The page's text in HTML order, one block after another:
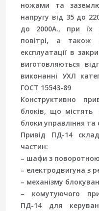
ножами та
напругу від 35 до
до 2000А., при їх
повітрі, а
експлуатації в
виготовляються
виконанні УХЛ
ГОСТ 15543-89
Конструктивно
блоків, що містять
блоки управління та
Привід ПД-14
частин:
– шафи з
– електродвигуна з
– механізму
– комутуючого
ПД-14 для